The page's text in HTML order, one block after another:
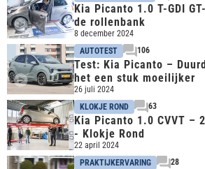
Kia Picanto 1.0 T-GDI
de rollenbank
8 december 2024
AUTOTEST
106
Test: Kia Picanto –
het een stuk moeilijker
26 juli 2024
KLOKJE ROND
63
Kia Picanto 1.0 CVVT –
- Klokje Rond
22 april 2024
PRAKTIJKERVARING
28